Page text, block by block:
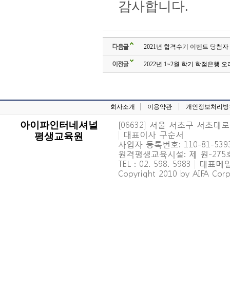
감사합니다.
다음글 2021년 합격수기 이벤트 당첨자
이전글 2022년 1~2월 학기 학점은행
회사소개 이용약관 개인정보처리
아이파인터네셔널
평생교육원
[06632] 서울 서초구 서초대
| 대표이사 구순서
사업자 등록번호: 110-81-
원격평생교육시설: 제 원-
TEL : 02. 598. 5983 | 대표메
Copyright 2010 by AIFA